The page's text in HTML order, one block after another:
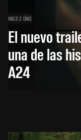
HACE 2 DÍAS
El nuevo
una de las
A24